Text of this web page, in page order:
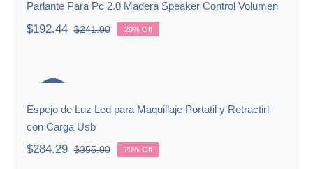
Parlante Para Pc 2.0 Madera Speaker Control Volumen
$241.00Original
$192.44
Current
20% Off
Portatil y Retractirl con Carga Usb
Espejo de Luz Led para Maquillaje Portatil y Retractirl
con Carga Usb
$355.00Original
$284.29
Current
20% Off